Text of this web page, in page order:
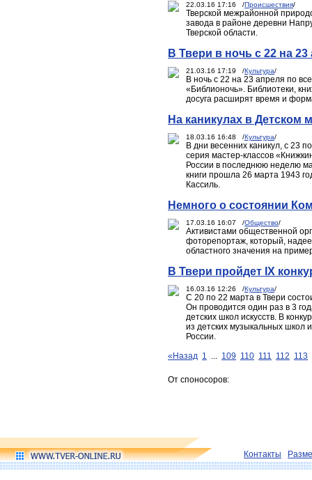
22.03.16 17:16 /Происшествия/
Тверской межрайонной
завода в районе деревни
Тверской области.
В Твери в ночь с 22 на
21.03.16 17:19 /Культура/
В ночь с 22 на 23 апреля по
«Библионочь». Библиотеки,
досуга расширят время и
На каникулах в Детском
18.03.16 16:48 /Культура/
В дни весенних каникул, с 23
серия мастер-классов
России в последнюю неделю
книги прошла 26 марта 1943
Кассиль.
Немного о состоянии
17.03.16 16:07 /Общество/
Активистами общественной
фоторепортаж, который,
областного значения на
В Твери пройдет IХ
16.03.16 12:26 /Культура/
С 20 по 22 марта в Твери
Он проводится один раз в 3
детских школ искусств. В
из детских музыкальных школ
России.
«Назад 1 ... 109 110 111 112 113
От споносоров:
Контакты